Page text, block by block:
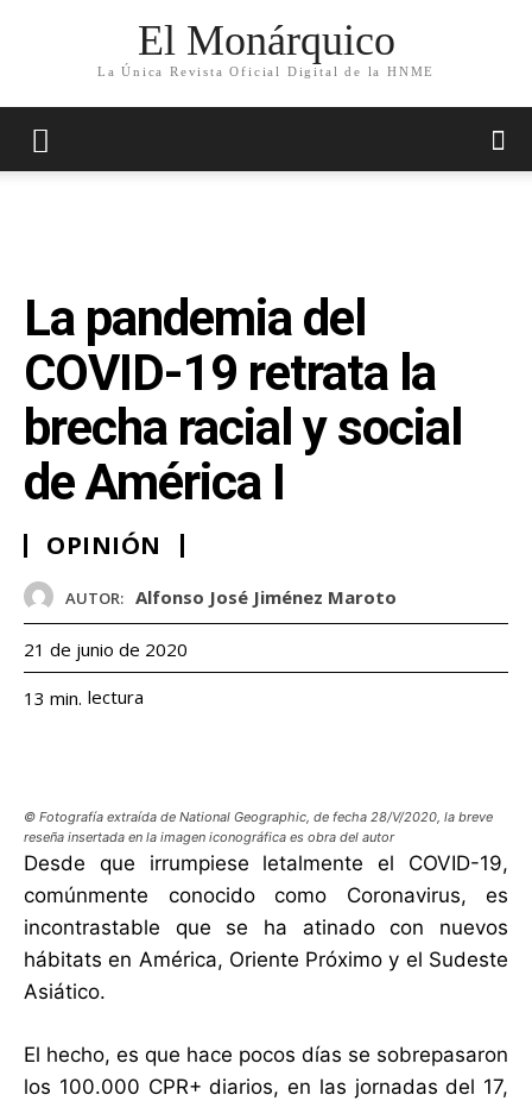
El Monárquico
La Única Revista Oficial Digital de la HNME
La pandemia del
COVID-19 retrata la
brecha racial y social
de América I
OPINIÓN
AUTOR: Alfonso José Jiménez Maroto
21 de junio de 2020
13 min. lectura
© Fotografía extraída de National Geographic, de fecha 28/V/2020, la breve
reseña insertada en la imagen iconográfica es obra del autor
Desde que irrumpiese letalmente el COVID-19,
comúnmente conocido como Coronavirus, es
incontrastable que se ha atinado con nuevos
hábitats en América, Oriente Próximo y el Sudeste
Asiático.
El hecho, es que hace pocos días se sobrepasaron
los 100.000 CPR+ diarios, en las jornadas del 17,